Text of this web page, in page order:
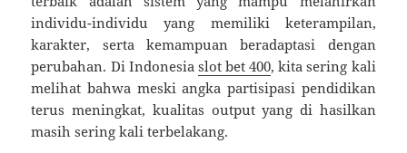
individu-individu yang memiliki keterampilan,
karakter, serta kemampuan beradaptasi dengan
perubahan. Di Indonesia slot bet 400, kita sering kali
melihat bahwa meski angka partisipasi pendidikan
terus meningkat, kualitas output yang di hasilkan
masih sering kali terbelakang.